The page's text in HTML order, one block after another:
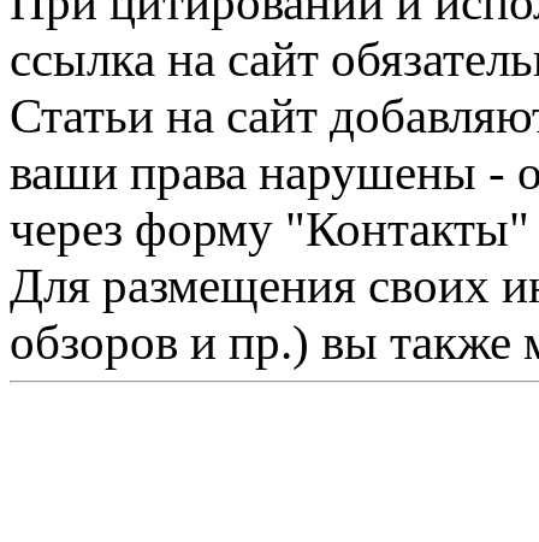
ссылка на сайт
Статьи на сайт
ваши права нарушены -
через форму "Контакты"
Для размещения своих
обзоров и пр.) вы также